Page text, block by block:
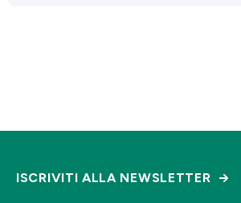
ISCRIVITI ALLA NEWSLETTER